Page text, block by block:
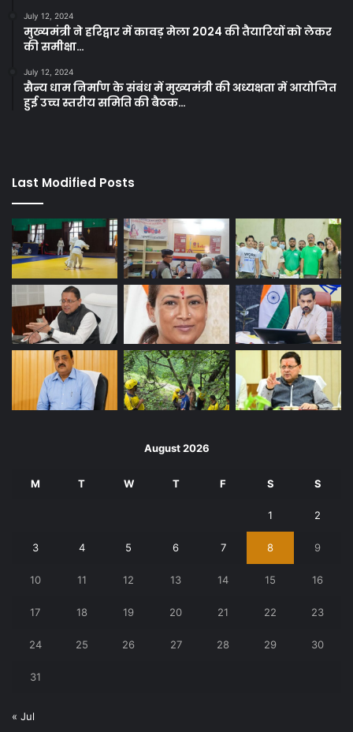
July 12, 2024
मुख्यमंत्री ने हरिद्वार में कावड़ मेला 2024 की तैयारियों को लेकर
की समीक्षा…
July 12, 2024
सैन्य धाम निर्माण के संबंध में मुख्यमंत्री की अध्यक्षता में आयोजित
हुई उच्च स्तरीय समिति की बैठक…
Last Modified Posts
August 2026
M T W T F S S
1 2
3 4 5 6 7 8 9
10 11 12 13 14 15 16
17 18 19 20 21 22 23
24 25 26 27 28 29 30
31
« Jul